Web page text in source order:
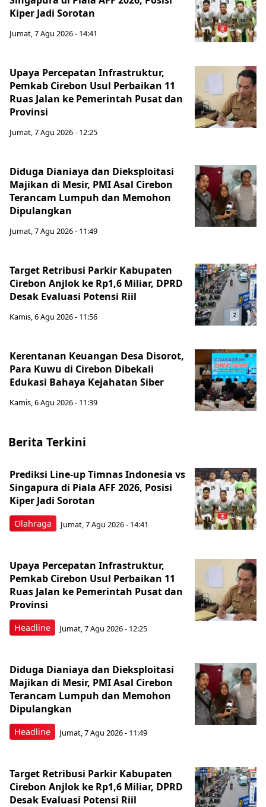
Kiper Jadi Sorotan
Jumat, 7 Agu 2026 - 14:41
Upaya Percepatan Infrastruktur,
Pemkab Cirebon Usul Perbaikan 11
Ruas Jalan ke Pemerintah Pusat dan
Provinsi
Jumat, 7 Agu 2026 - 12:25
Diduga Dianiaya dan Dieksploitasi
Majikan di Mesir, PMI Asal Cirebon
Terancam Lumpuh dan Memohon
Dipulangkan
Jumat, 7 Agu 2026 - 11:49
Target Retribusi Parkir Kabupaten
Cirebon Anjlok ke Rp1,6 Miliar, DPRD
Desak Evaluasi Potensi Riil
Kamis, 6 Agu 2026 - 11:56
Kerentanan Keuangan Desa Disorot,
Para Kuwu di Cirebon Dibekali
Edukasi Bahaya Kejahatan Siber
Kamis, 6 Agu 2026 - 11:39
Berita Terkini
Olahraga
Prediksi Line-up Timnas Indonesia vs
Singapura di Piala AFF 2026, Posisi
Kiper Jadi Sorotan
Jumat, 7 Agu 2026 - 14:41
Headline
Upaya Percepatan Infrastruktur,
Pemkab Cirebon Usul Perbaikan 11
Ruas Jalan ke Pemerintah Pusat dan
Provinsi
Jumat, 7 Agu 2026 - 12:25
Headline
Diduga Dianiaya dan Dieksploitasi
Majikan di Mesir, PMI Asal Cirebon
Terancam Lumpuh dan Memohon
Dipulangkan
Jumat, 7 Agu 2026 - 11:49
Target Retribusi Parkir Kabupaten
Cirebon Anjlok ke Rp1,6 Miliar, DPRD
Desak Evaluasi Potensi Riil